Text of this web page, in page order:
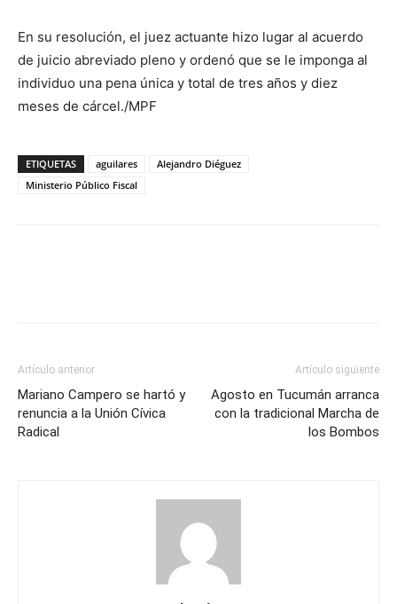
En su resolución, el juez actuante hizo lugar al acuerdo
de juicio abreviado pleno y ordenó que se le imponga al
individuo una pena única y total de tres años y diez
meses de cárcel./MPF
ETIQUETAS aguilares
Alejandro Diéguez
Ministerio Público Fiscal
Artículo anterior
Mariano Campero se hartó y
renuncia a la Unión Cívica
Radical
Artículo siguiente
Agosto en Tucumán arranca
con la tradicional Marcha de
los Bombos